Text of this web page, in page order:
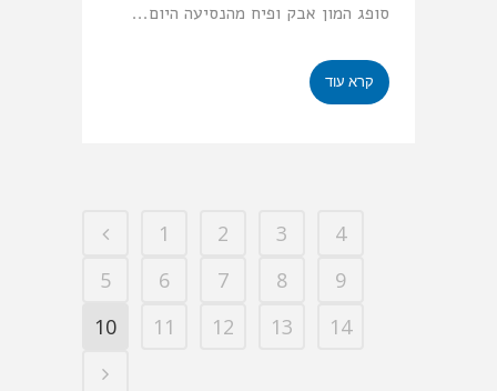
סופג המון אבק ופיח מהנסיעה היום...
קרא עוד
1 2 3
4
5
6 7 8
9
10
11 12 13 14